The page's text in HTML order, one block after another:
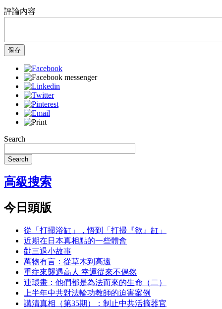
評論內容
保存
Search
Search
高級搜索
今日頭版
從「打掃浴缸」，悟到「打掃『欲』缸」
近期在日本真相點的一些體會
勸三退小故事
萬物有言：從草木到高遠
重症來襲遇高人 幸運從來不偶然
連環畫：他們都是為法而來的生命（二）
上半年中共對法輪功教師的迫害案例
講清真相（第35期）：制止中共活摘器官